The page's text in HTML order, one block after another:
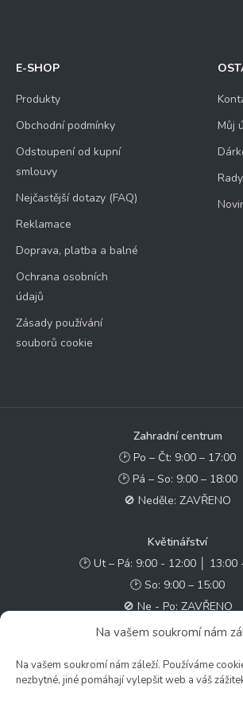
Na vašem soukromí nám
Na vašem soukromí nám záleží. Používáme
nezbytné, jiné pomáhají vylepšit web a váš
E-SHOP
Produkty
Obchodní podmínky
Odstoupení od kupní
smlouvy
Nejčastější dotazy (FAQ)
Reklamace
Doprava, platba a balné
Ochrana osobních
údajů
Zásady používání
souborů cookie
Můj
Zahradní centrum
🕑 Po – Čt: 9:00 – 17:00
🕑 Pá – So: 9:00 – 18:00
🚫 Neděle: ZAVŘENO
Květinářství
🕑 Ut – Pá: 9:00 - 12:00 │ 13:00
🕑 So: 9:00 – 15:00
🚫 Ne - Po: ZAVŘENO
✉️ e-shop@zcstrakovo.cz